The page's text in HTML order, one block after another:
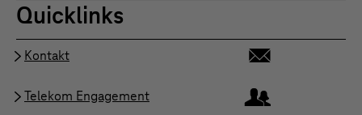
Quicklinks
Kontakt
Telekom Engagement